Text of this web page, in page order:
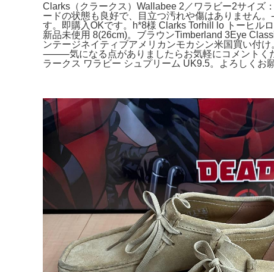
Clarks（クラークス）Wallabee 2／ワラビー2サイズ
ードの状態も良好で、目立つ汚れや傷はありませ
す。即購入OKです。h*8様 Clarks Torhill lo トーヒル
新品未使用 8(26cm)。ブラウンTimberland 3Eye
ンテージネイティブアメリカンモカシン米国買い
⸻気になる点がありましたらお気軽にコメントくだ
ラークス ワラビー シュプリーム UK9.5。よろしくお